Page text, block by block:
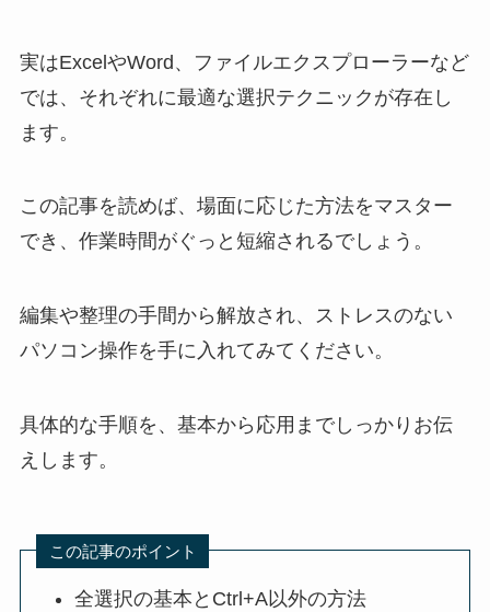
実はExcelやWord、ファイルエクスプローラーなど
では、それぞれに最適な選択テクニックが存在し
ます。
この記事を読めば、場面に応じた方法をマスター
でき、作業時間がぐっと短縮されるでしょう。
編集や整理の手間から解放され、ストレスのない
パソコン操作を手に入れてみてください。
具体的な手順を、基本から応用までしっかりお伝
えします。
この記事のポイント
全選択の基本とCtrl+A以外の方法